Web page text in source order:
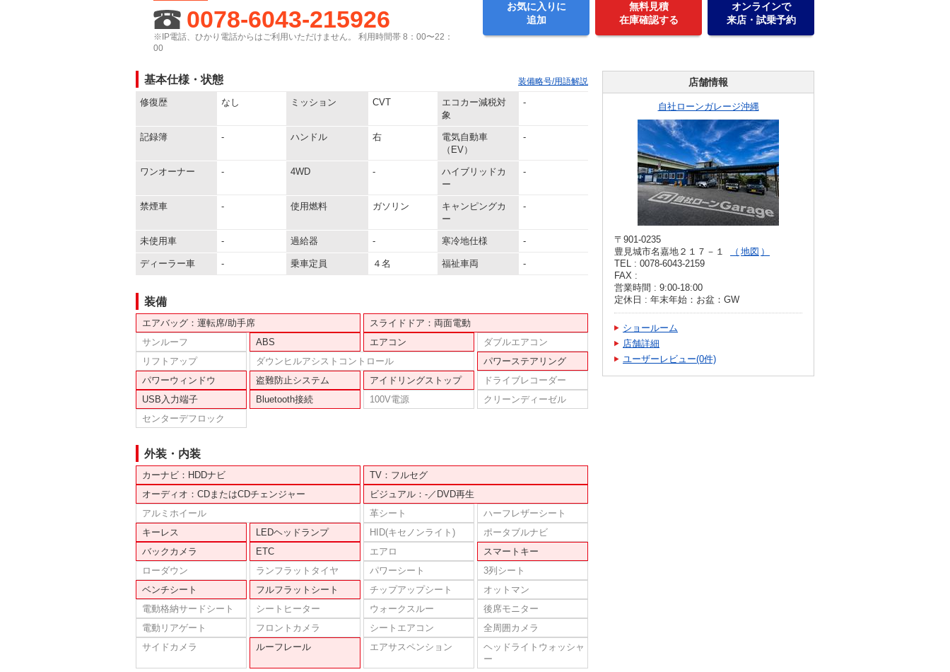
0078-6043-215926
※IP電話、ひかり電話からはご利用いただけません。 利用時間帯 8：00〜22：
00
お気に入りに
追加
無料見積
在庫確認する
オンラインで
来店・試乗予約
基本仕様・状態 装備略号/用語解説
修復歴 なし ミッション CVT
エコカー減税対
象
-
記録簿 - ハンドル 右
電気自動車
（EV）
-
ワンオーナー - 4WD -
ハイブリッドカ
ー
-
禁煙車 - 使用燃料 ガソリン
キャンピングカ
ー
-
未使用車 - 過給器 - 寒冷地仕様 -
ディーラー車 - 乗車定員 ４名 福祉車両 -
装備
エアバッグ：運転席/助手席
スライドドア：両面電動
サンルーフ
ABS エアコン
ダブルエアコン
リフトアップ
ダウンヒルアシストコントロール
パワーステアリング
パワーウィンドウ
盗難防止システム アイドリングストップ
ドライブレコーダー
USB入力端子
Bluetooth接続 100V電源
クリーンディーゼル
センターデフロック
外装・内装
カーナビ：HDDナビ
TV：フルセグ
オーディオ：CDまたはCDチェンジャー
ビジュアル：-／DVD再生
アルミホイール
革シート
ハーフレザーシート
キーレス
LEDヘッドランプ HID(キセノンライト)
ポータブルナビ
バックカメラ
ETC エアロ
スマートキー
ローダウン
ランフラットタイヤ パワーシート
3列シート
ベンチシート
フルフラットシート チップアップシート
オットマン
電動格納サードシート
シートヒーター ウォークスルー
後席モニター
電動リアゲート
フロントカメラ シートエアコン
全周囲カメラ
サイドカメラ
ルーフレール エアサスペンション
ヘッドライトウォッシャ
ー
店舗情報
自社ローンガレージ沖縄
〒901-0235
豊見城市名嘉地２１７－１
地図
TEL : 0078-6043-2159
FAX :
営業時間 : 9:00-18:00
定休日 : 年末年始：お盆：GW
ショールーム
店舗詳細
ユーザーレビュー(0件)